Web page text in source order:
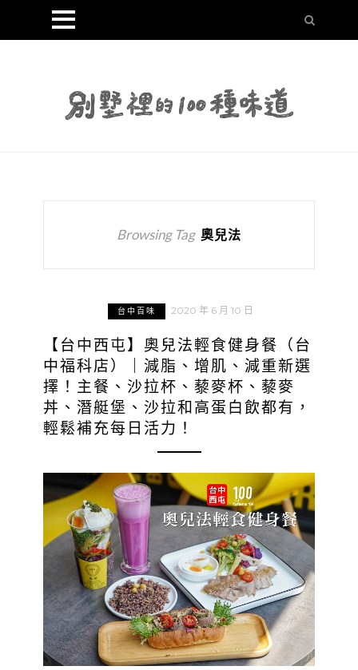
Browsing Tag 奧兒法
台中百味 2020 年 6 月 10 日
【台中西屯】奧兒法輕食健身餐（台
中福科店）｜減脂、增肌、減重新選
擇！主餐、沙拉杯、藜麥杯、藜麥
丼、潛艇堡、沙拉和高蛋白飲都有，
輕鬆補充每日活力！